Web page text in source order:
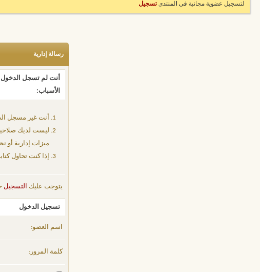
لتسجيل عضوية مجانية في المنتدىتسجيل
رسالة إدارية
أنت لم تسجل الدخول
الأسباب:
أنت غير مسجل
ليست لديك
ميزات إدارية أو
إذا كنت تحاول
يتوجب عليك التسجيل
تسجيل الدخول
اسم العضو:
كلمة المرور: